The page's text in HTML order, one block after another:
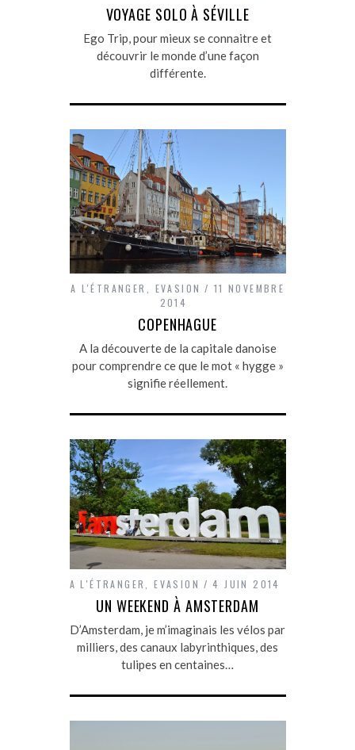
VOYAGE SOLO À SÉVILLE
Ego Trip, pour mieux se connaitre et
découvrir le monde d’une façon
différente.
A L'ÉTRANGER EVASION
11 NOVEMBRE
2014
COPENHAGUE
A la découverte de la capitale danoise
pour comprendre ce que le mot « hygge »
signifie réellement.
A L'ÉTRANGER ,EVASION 4 JUIN 2014
UN WEEKEND À AMSTERDAM
D’Amsterdam, je m’imaginais les vélos par
milliers, des canaux labyrinthiques, des
tulipes en centaines…